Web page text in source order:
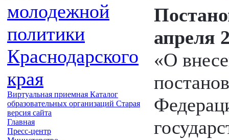
молодежной
политики
Краснодарского
края
Виртуальная приемная Каталог
образовательных организаций Старая
версия сайта
Главная
Пресс-центр
апреля
«О